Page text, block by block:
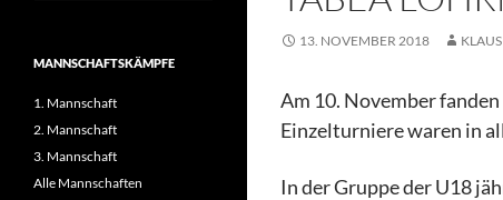
13. NOVEMBER 2018 KLAUS
Am 10. November
Einzelturniere waren in
In der Gruppe der U18
MANNSCHAFTSKÄMPFE
1. Mannschaft
2. Mannschaft
3. Mannschaft
Alle Mannschaften